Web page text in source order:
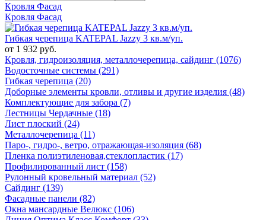
Кровля Фасад
Кровля Фасад
Гибкая черепица KATEPAL Jazzy 3 кв.м/уп.
от 1 932 руб.
Кровля, гидроизоляция, металлочерепица, сайдинг (1076)
Водосточные системы (291)
Гибкая черепица (20)
Доборные элементы кровли, отливы и другие изделия (48)
Комплектующие для забора (7)
Лестницы Чердачные (18)
Лист плоский (24)
Металлочерепица (11)
Паро-, гидро-, ветро, отражающая-изоляция (68)
Пленка полиэтиленовая,стеклопластик (17)
Профилированный лист (158)
Рулонный кровельный материал (52)
Сайдинг (139)
Фасадные панели (82)
Окна мансардные Велюкс (106)